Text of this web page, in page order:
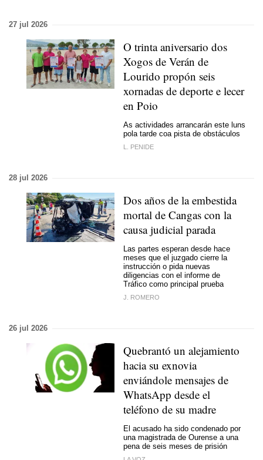
27 jul 2026
O trinta aniversario dos
Xogos de Verán de
Lourido propón seis
xornadas de deporte e lecer
en Poio
As actividades arrancarán este luns
pola tarde coa pista de obstáculos
L. PENIDE
28 jul 2026
Dos años de la embestida
mortal de Cangas con la
causa judicial parada
Las partes esperan desde hace
meses que el juzgado cierre la
instrucción o pida nuevas
diligencias con el informe de
Tráfico como principal prueba
J. ROMERO
26 jul 2026
Quebrantó un alejamiento
hacia su exnovia
enviándole mensajes de
WhatsApp desde el
teléfono de su madre
El acusado ha sido condenado por
una magistrada de Ourense a una
pena de seis meses de prisión